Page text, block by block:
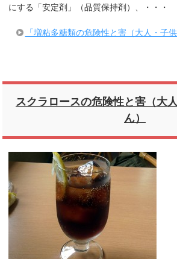
にする「安定剤」（品質保持剤）、・・・
「増粘多糖類の危険性と害（大人・子
スクラロースの危険性と害（大
ん）